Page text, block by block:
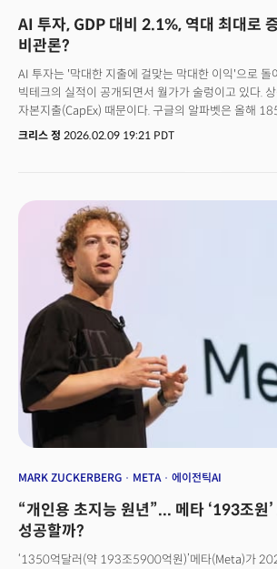
AI 투자, GDP 대비 2.1%, 역대 최대로
비관론?
AI 투자는 '막대한 지출에 걸맞는 막대한 이익'으로 돌
빅테크의 실적이 공개되면서 월가가 술렁이고 있다.
자본지출(CapEx) 때문이다. 구글의 알파벳은 올해
2000억 달러를 예고했다. 일주일 전 미리 실적을 발표
자본지출(CapEx) 비율이 총 매출 대비 45~57%에 달
이는 사실상 이들의 재무 프로필이 기술 기업이 아닌
가까워지고 있음을 시사한다. 문제는 지출 규모가 이미
현금흐름(FCF)을 초과하고 있다는 점이다. 결국 모자
대체하고 있다. 2025년 한 해에만 AI 관련 기업들의
달러를 넘어섰다. 모건스탠리와 JP모건에 따르면 향
발행될 신규 부채는 무려 1조 5000억 달러가 넘을 것
신경쓰고 있지 않지만 빅테크의 경영은 조용히 하지만
영역으로 넘어가고 있다.
크리스 정 2026.02.09 19:21 PDT
MARK ZUCKERBERG META 에이전틱AI
“개인용 초지능 원년”... 메타 ‘193조원
성공할까?
‘1350억달러(약 193조5900억원)’메타(Meta)가